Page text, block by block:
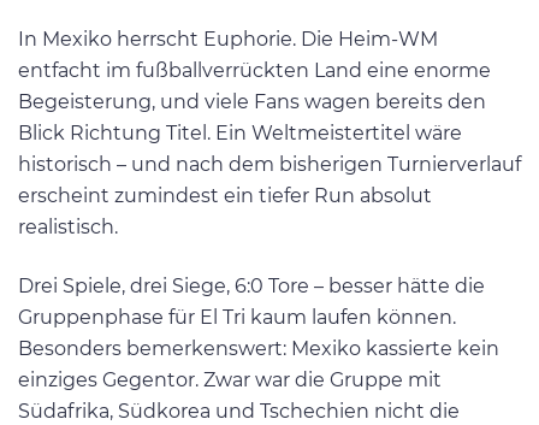
In Mexiko herrscht Euphorie. Die Heim-WM
entfacht im fußballverrückten Land eine enorme
Begeisterung, und viele Fans wagen bereits den
Blick Richtung Titel. Ein Weltmeistertitel wäre
historisch – und nach dem bisherigen Turnierverlauf
erscheint zumindest ein tiefer Run absolut
realistisch.
Drei Spiele, drei Siege, 6:0 Tore – besser hätte die
Gruppenphase für El Tri kaum laufen können.
Besonders bemerkenswert: Mexiko kassierte kein
einziges Gegentor. Zwar war die Gruppe mit
Südafrika, Südkorea und Tschechien nicht die